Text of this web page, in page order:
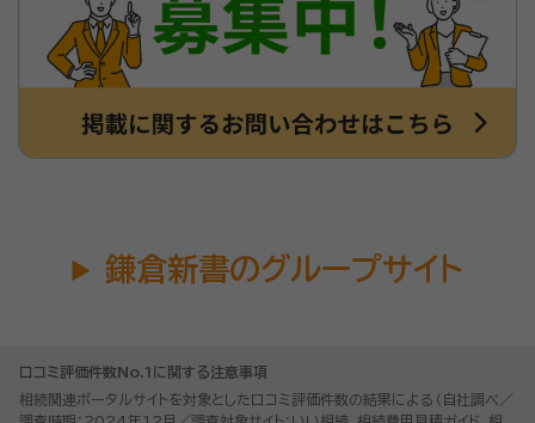
鎌倉新書のグループサイト
口コミ評価件数No.1に関する注意事項
相続関連ポータルサイトを対象とした口コミ評価件数の結果による（自社調べ／